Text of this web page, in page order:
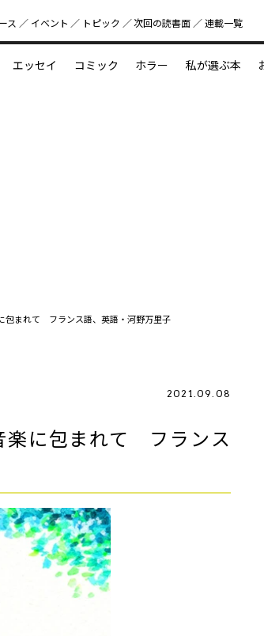
日
ス イベント トピック 次回の読書⾯ 連載一覧
エッセイ コミック ホラー 私が選ぶ本
まれて フランス語、英語・河野万里子
2021.09.08
に包まれて フランス